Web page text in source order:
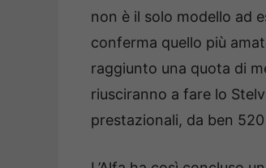
non è il solo modello ad
conferma quello più
raggiunto una quota di
riusciranno a fare lo
prestazionali, da ben